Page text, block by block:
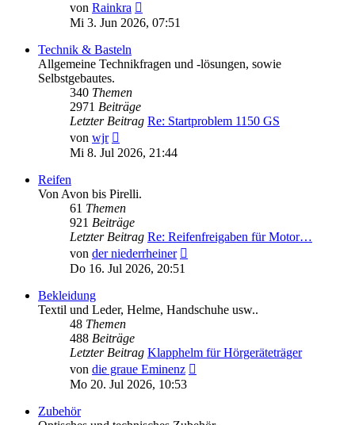
von Rainkra
Beitrag
Mi 3. Jun 2026, 07:51
Technik & Basteln
Allgemeine Technikfragen und -lösungen, sowie
Selbstgebautes.
340 Themen
2971 Beiträge
Letzter Beitrag Re: Startproblem 1150 GS
von wjr
Beitrag
Mi 8. Jul 2026, 21:44
Reifen
Von Avon bis Pirelli.
61 Themen
921 Beiträge
Letzter Beitrag Re: Reifenfreigaben für Motor…
von der niederrheiner
Do 16. Jul 2026, 20:51
Bekleidung
Textil und Leder, Helme, Handschuhe usw..
48 Themen
488 Beiträge
Letzter Beitrag Klapphelm für Hörgeräteträger
von die graue Eminenz
Mo 20. Jul 2026, 10:53
Zubehör